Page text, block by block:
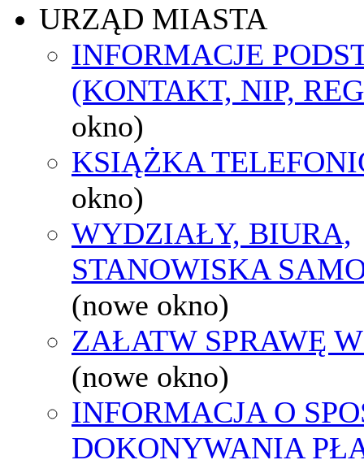
URZĄD MIASTA
INFORMACJE
(KONTAKT, NIP,
okno)
KSIĄŻKA
okno)
WYDZIAŁY, BIURA,
STANOWISKA
(nowe okno)
ZAŁATW SPRAWĘ
(nowe okno)
INFORMACJA O
DOKONYWANIA